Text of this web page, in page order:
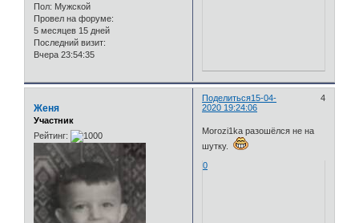
Пол: Мужской
Провел на форуме:
5 месяцев 15 дней
Последний визит:
Вчера 23:54:35
Поделиться 4
15-04-
2020 19:24:06
Женя
Участник
Рейтинг:
Мorozi1ka разошёлся не на
шутку.
0